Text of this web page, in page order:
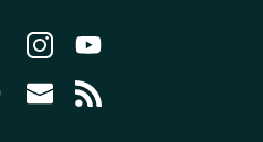
la page Nous suivre sur
Aller à la page Nous suivre sur
Aller à la page Nous
Aller à la page
la page Nous suivre sur
Aller à la page Nourrir le
Aller à la page Nous